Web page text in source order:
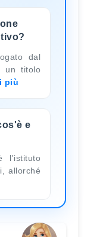
dal
un titolo
più
e
l'istituto
allorché